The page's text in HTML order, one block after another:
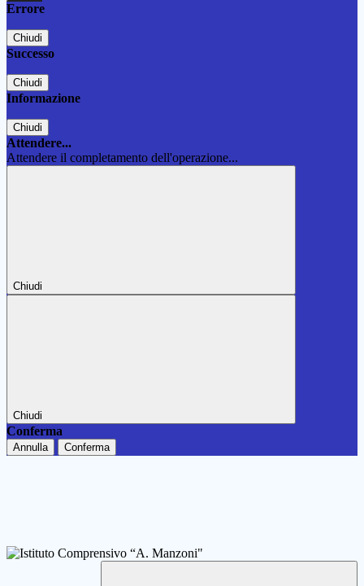
Errore
Chiudi
Successo
Chiudi
Informazione
Chiudi
Attendere...
Attendere il completamento dell'operazione...
Chiudi
Chiudi
Conferma
Annulla Conferma